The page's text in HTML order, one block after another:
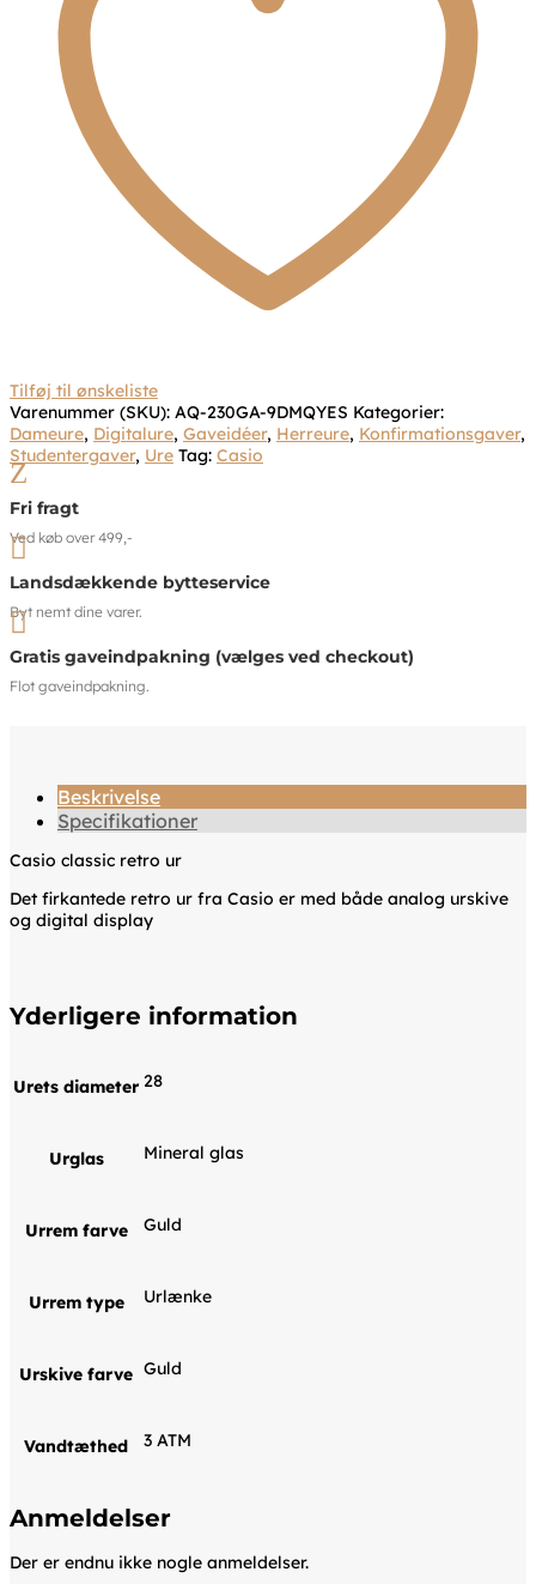
Tilføj til ønskeliste
Varenummer (SKU): AQ-230GA-9DMQYES Kategorier:
Dameure, Digitalure, Gaveidéer, Herreure, Konfirmationsgaver,
Studentergaver, Ure Tag: Casio
Z
Fri fragt
Ved køb over 499,-

Landsdækkende bytteservice
Byt nemt dine varer.

Gratis gaveindpakning (vælges ved checkout)
Flot gaveindpakning.
Beskrivelse
Specifikationer
Casio classic retro ur
Det firkantede retro ur fra Casio er med både analog urskive
og digital display
Yderligere information
Urets diameter 28
Urglas Mineral glas
Urrem farve Guld
Urrem type Urlænke
Urskive farve Guld
Vandtæthed 3 ATM
Anmeldelser
Der er endnu ikke nogle anmeldelser.